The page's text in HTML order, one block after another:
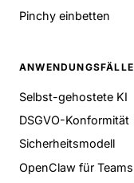
Pinchy einbetten
ANWENDUNGSFÄLLE
Selbst-gehostete KI
DSGVO-Konformität
Sicherheitsmodell
OpenClaw für Teams